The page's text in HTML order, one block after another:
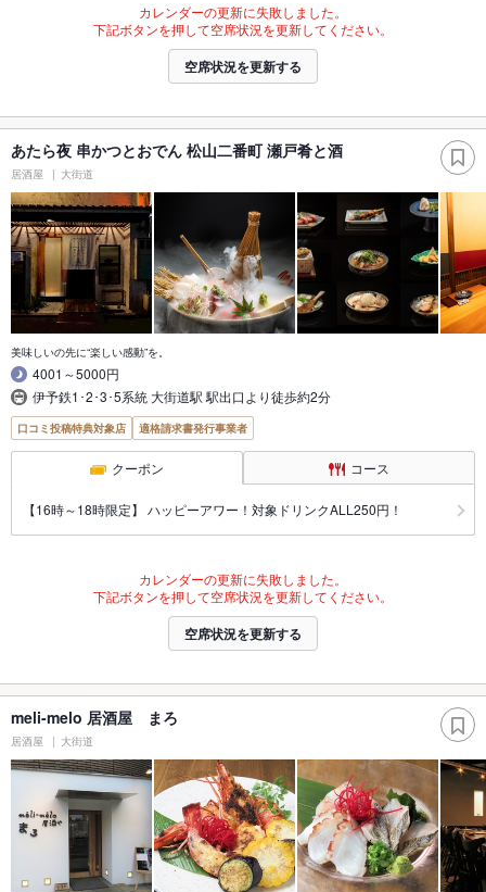
カレンダーの更新に失敗しました。
下記ボタンを押して空席状況を更新してください。
空席状況を更新する
あたら夜 串かつとおでん 松山二番町 瀬戸肴と酒
居酒屋 大街道
美味しいの先に“楽しい感動”を。
4001～5000円
伊予鉄1･2･3･5系統 大街道駅 駅出口より徒歩約2分
口コミ投稿特典対象店 適格請求書発行事業者
クーポン コース
【16時～18時限定】 ハッピーアワー！対象ドリンクALL250円！
カレンダーの更新に失敗しました。
下記ボタンを押して空席状況を更新してください。
空席状況を更新する
meli-melo 居酒屋 まろ
居酒屋 大街道